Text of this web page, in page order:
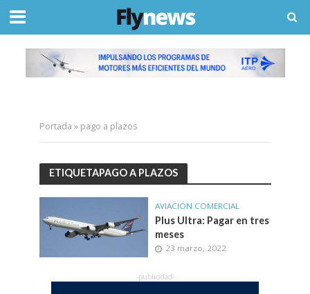
Portada » pago a plazos
ETIQUETAPAGO A PLAZOS
AVIACIÓN COMERCIAL
Plus Ultra: Pagar en tres
meses
23 marzo, 2022